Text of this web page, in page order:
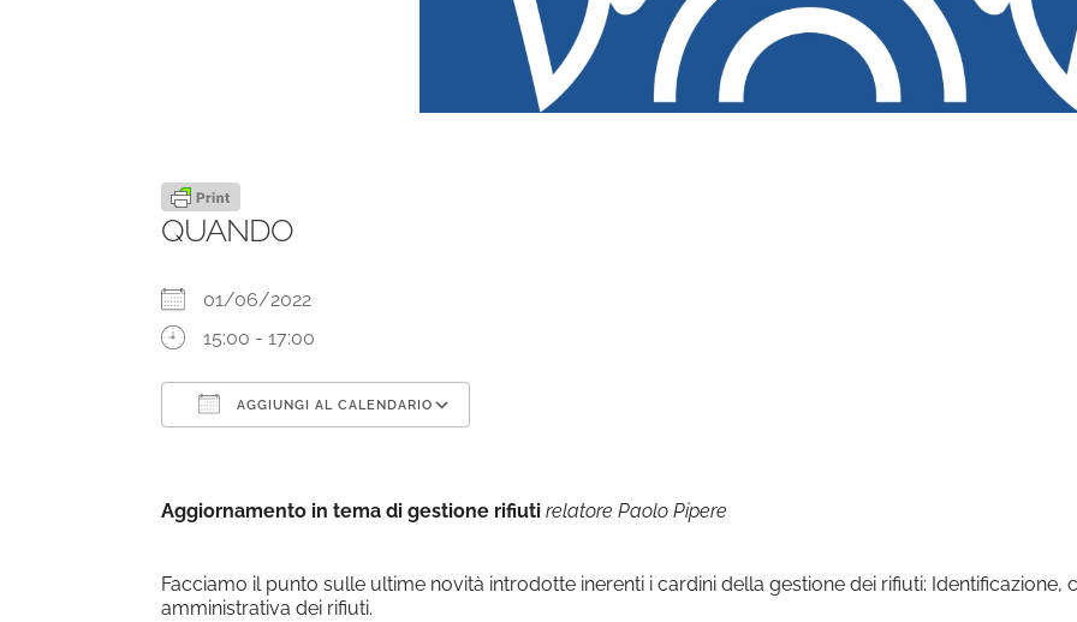
QUANDO
01/06/2022
15:00 - 17:00
AGGIUNGI AL CALENDARIO
Aggiornamento in tema di gestione rifiuti relatore Paolo Pipere
Facciamo il punto sulle ultime novità introdotte inerenti i cardini della gestione dei rifiuti: Identificazione,
amministrativa dei rifiuti.